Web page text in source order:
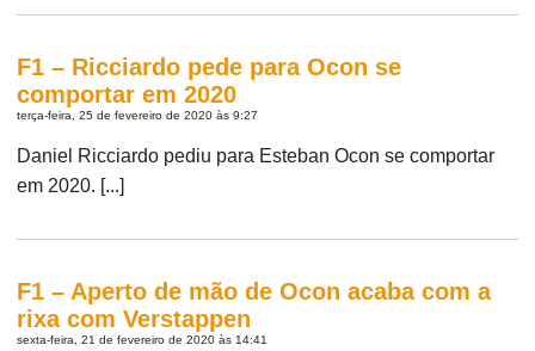
F1 – Ricciardo pede para Ocon se
comportar em 2020
terça-feira, 25 de fevereiro de 2020 às 9:27
Daniel Ricciardo pediu para Esteban Ocon se comportar
em 2020. [...]
F1 – Aperto de mão de Ocon acaba com a
rixa com Verstappen
sexta-feira, 21 de fevereiro de 2020 às 14:41